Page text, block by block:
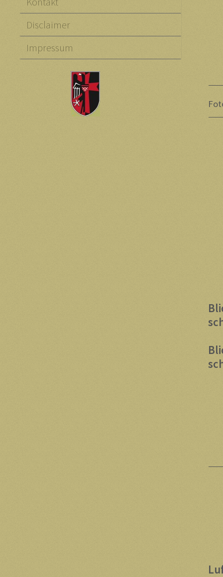
Disclaimer
Impressum